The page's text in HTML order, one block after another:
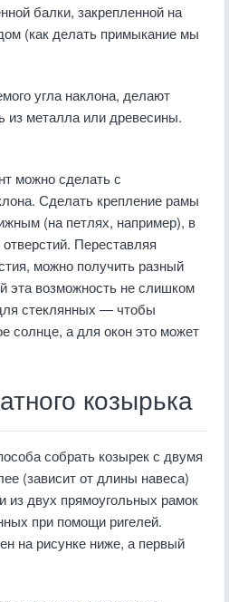
балки, закрепленной на
(как делать примыкание мы
угла наклона, делают
из металла или древесины.
можно сделать с
Сделать крепление рамы
(на петлях, например), в
Переставляя
можно получить разный
эта возможность не слишком
стеклянных — чтобы
солнце, а для окон это может
козырька
собрать козырек с двумя
(зависит от длины навеса)
из двух прямоугольных рамок
при помощи ригелей.
на рисунке ниже, а первый